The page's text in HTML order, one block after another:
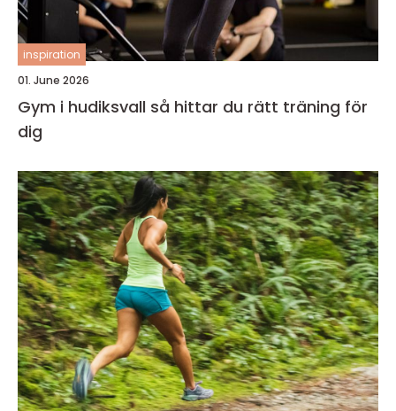
inspiration
01. June 2026
Gym i hudiksvall så hittar du rätt träning för
dig